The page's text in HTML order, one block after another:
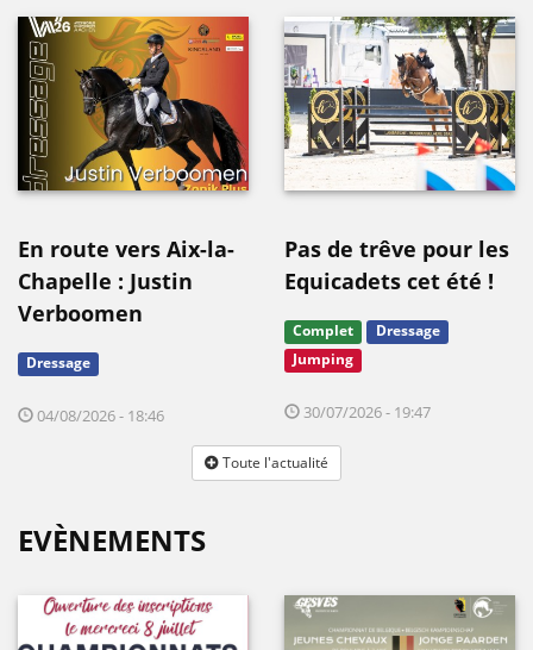
En route vers Aix-la-
Chapelle : Justin
Verboomen
Dressage
04/08/2026 - 18:46
Pas de trêve pour les
Equicadets cet été !
Complet
Dressage
Jumping
30/07/2026 - 19:47
Toute l'actualité
EVÈNEMENTS